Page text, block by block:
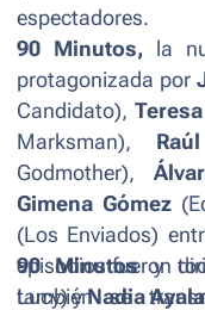
espectadores.
90 Minutos, la
protagonizada por
Candidato),
Marksman),
Godmother),
Gimena Gómez (
(Los Enviados)
episodios fueron
Lucy) yNadia Ayala
90 Minutosy
también se